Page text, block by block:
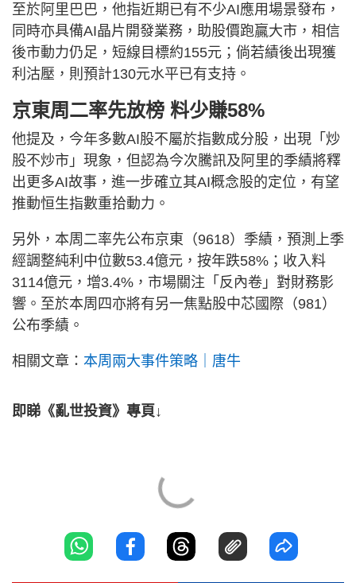
至於阿里巴巴，他指近期已有不少AI應用場景發布，
同時亦具備AI晶片開發業務，助股價跑贏大市，相信
後市動力仍足，短線目標約155元；倘若績後出現獲
利沽壓，則預計130元水平已有支持。
京東周二率先放榜 料少賺58%
他提及，今年多數AI股不屬於指數成分股，出現「炒
股不炒市」現象，但認為今次騰訊及阿里的季績將釋
出更多AI故事，進一步確立其AI概念股的定位，有望
推動恒生指數重拾動力。
另外，本周二率先公布京東（9618）季績，預測上季
經調整純利中位數53.4億元，按年跌58%；收入料
3114億元，增3.4%，市場關注「反內卷」對財務影
響。至於本周四亦將有另一焦點股中芯國際（981）
公布季績。
相關文章： 本周兩大事件策略｜唐牛
即睇《亂世投資》專頁↓